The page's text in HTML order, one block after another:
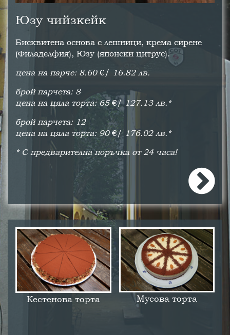
Юзу чийзкейк
Бисквитена основа с лешници, крема сирене
(Филаделфия), Юзу (японски цитрус).
цена на парче: 8.60 €/ 16.82 лв.
брой парчета: 8
цена на цяла торта: 65€/127.13 лв.*
брой парчета: 12
цена на цяла торта: 90€/ 176.02 лв.*
* С предварителна поръчка от 24 часа!
Кестенова торта Мусова торта